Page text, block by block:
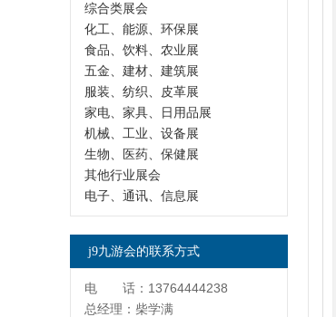
综合类展会
化工、能源、环保展
食品、饮料、农业展
五金、建材、建筑展
服装、纺织、皮革展
家电、家具、日用品展
机械、工业、设备展
生物、医药、保健展
其他行业展会
电子、通讯、信息展
j9九游会的联系方式
电 话：13764444238
总经理：柴学满